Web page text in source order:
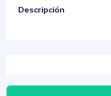
Descripción